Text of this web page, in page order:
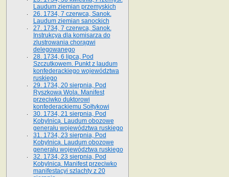
Laudum ziemian przemyskich
26. 1734, 7 czerwca, Sanok.
Laudum ziemian sanockich
27. 1734, 7 czerwca, Sanok.
Instrukcya dla komisarza do
zlustrowania chorągwi
delegowanego
28. 1734, 6 lipca, Pod
Szczutkowem. Punkt z laudum
konfederackiego województwa
ruskiego
29. 1734, 20 sierpnia, Pod
Ryszkową Wolą. Manifest
przeciwko duktorowi
konfederackiemu Sołtykowi
30. 1734, 21 sierpnia, Pod
Kobylnicą. Laudum obozowe
generału województwa ruskiego
31. 1734, 23 sierpnia, Pod
Kobylnicą. Laudum obozowe
generału województwa ruskiego
32. 1734, 23 sierpnia, Pod
Kobylnicą. Manifest przeciwko
manifestacyi szlachty z 20